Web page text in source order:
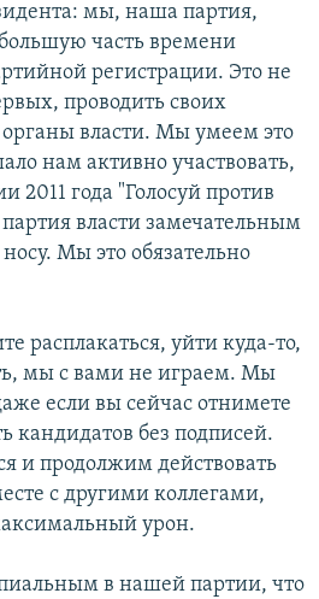
мы, наша партия,
часть времени
регистрации. Это не
проводить своих
органы власти. Мы умеем это
нам активно участвовать,
2011 года "Голосуй против
власти замечательным
Мы это обязательно
расплакаться, уйти куда-то,
мы с вами не играем. Мы
если вы сейчас отнимете
кандидатов без подписей.
и продолжим действовать
с другими коллегами,
урон.
в нашей партии, что